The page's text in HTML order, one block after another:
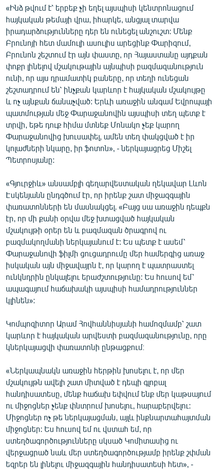
«Ինձ թվում է՝ երբեք չի եղել այսպիսի կենտրոնացում
հայկական թեմայի վրա, իհարկե, անցյալ տարվա
իրադարձությունները դեր են ունեցել անշուշտ: Մենք
Բրունոյի հետ մամուլի ասուլիս արեցինք Փարիզում,
Բրունոն շեշտում էր այն փաստը, որ Հայաստանը այդքան
փոքր լինելով մշակութային այնպիսի բազմազանություն
ունի, որ այս դրամատիկ բաները, որ տեղի ունեցան
շեշտադրում են՝ ինչքան կարևոր է հայկական մշակույթը
և ոչ այնքան ճանաչված: Երևի առաջին անգամ Եվրոպայի
պատմության մեջ Փարաջանովին այսպիսի տեղ պետք է
տրվի, եթե դուք հիմա մտնեք Մոնակո չեք կարող
Փարաջանովից խուսափել, ամեն տեղ փակցված է իր
կոլաժների նկարը, իր ֆոտոն», - ներկայացրեց Միշել
Պետրոսյանը:
«Գյուրջիև» անսամբլի գեղարվեստական ղեկավար Լևոն
Էսկենյանն ընդգծում էր, որ իրենք շատ միջազգային
փառատոնների են մասնակցել. «Բայց սա առաջին դեպքն
էր, որ մի քանի օրվա մեջ խտացված հայկական
մշակույթի օրեր են և բազմազան ծրագրով ու
բազմակողմանի ներկայանում է: Ես պետք է ասեմ՝
Փարաջանովի ֆիլմի ցուցադրումը մեր համերգից առաջ
իսկական այն միջավայրն է, որ կարող է պատրաստել
ունկնդրին ընկալելու երաժշտությունը: Ես հուսով եմ՝
ապագայում հաճախակի այսպիսի համադրություններ
կլինեն»:
Կոմպոզիտոր Արամ Հովհաննիսյանի համոզմամբ՝ շատ
կարևոր է հայկական արվեստի բազմազանությունը, որը
կներկայացվի փառատոնի ընթացքում։
«Ներկապնակն առաջին հերթին խոսելու է, որ մեր
մշակույթն ավելի շատ միտված է դեպի գլոբալ
հանդիսատեսը, մենք հաճախ եփվում ենք մեր կաթսայում
ու միջոցներ չենք փնտրում խոսելու, հարաբերվելու:
Միջոցներ ոչ թե ներկայացման, այլև ինքնարտահայտման
միջոցներ: Ես հուսով եմ ու վստահ եմ, որ
ստեղծագործությունները սկսած Կոմիտասից ու
վերջացրած նաև մեր ստեղծագործությամբ իրենք շփման
եզրեր են լինելու միջազգային հանդիսատեսի հետ», -